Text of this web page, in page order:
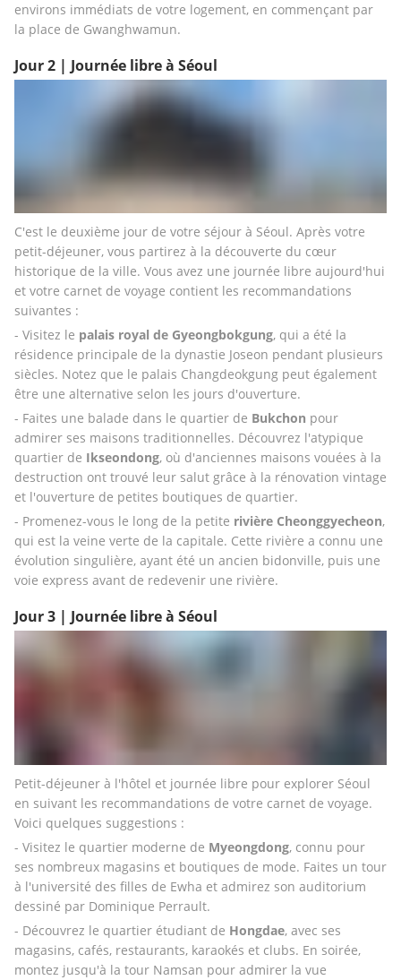
environs immédiats de votre logement, en commençant par
la place de Gwanghwamun.
Jour 2 | Journée libre à Séoul
C'est le deuxième jour de votre séjour à Séoul. Après votre
petit-déjeuner, vous partirez à la découverte du cœur
historique de la ville. Vous avez une journée libre aujourd'hui
et votre carnet de voyage contient les recommandations
suivantes :
- Visitez le palais royal de Gyeongbokgung, qui a été la
résidence principale de la dynastie Joseon pendant plusieurs
siècles. Notez que le palais Changdeokgung peut également
être une alternative selon les jours d'ouverture.
- Faites une balade dans le quartier de Bukchon pour
admirer ses maisons traditionnelles. Découvrez l'atypique
quartier de Ikseondong, où d'anciennes maisons vouées à la
destruction ont trouvé leur salut grâce à la rénovation vintage
et l'ouverture de petites boutiques de quartier.
- Promenez-vous le long de la petite rivière Cheonggyecheon,
qui est la veine verte de la capitale. Cette rivière a connu une
évolution singulière, ayant été un ancien bidonville, puis une
voie express avant de redevenir une rivière.
Jour 3 | Journée libre à Séoul
Petit-déjeuner à l'hôtel et journée libre pour explorer Séoul
en suivant les recommandations de votre carnet de voyage.
Voici quelques suggestions :
- Visitez le quartier moderne de Myeongdong, connu pour
ses nombreux magasins et boutiques de mode. Faites un tour
à l'université des filles de Ewha et admirez son auditorium
dessiné par Dominique Perrault.
- Découvrez le quartier étudiant de Hongdae, avec ses
magasins, cafés, restaurants, karaokés et clubs. En soirée,
montez jusqu'à la tour Namsan pour admirer la vue